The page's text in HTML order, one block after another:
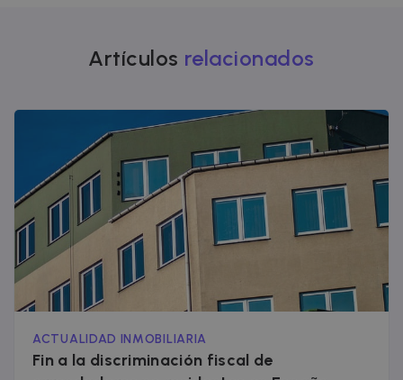
Artículos relacionados
ACTUALIDAD INMOBILIARIA
Fin a la discriminación fiscal de